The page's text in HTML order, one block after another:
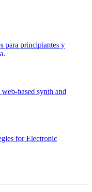
para principiantes y
based synth and
for Electronic